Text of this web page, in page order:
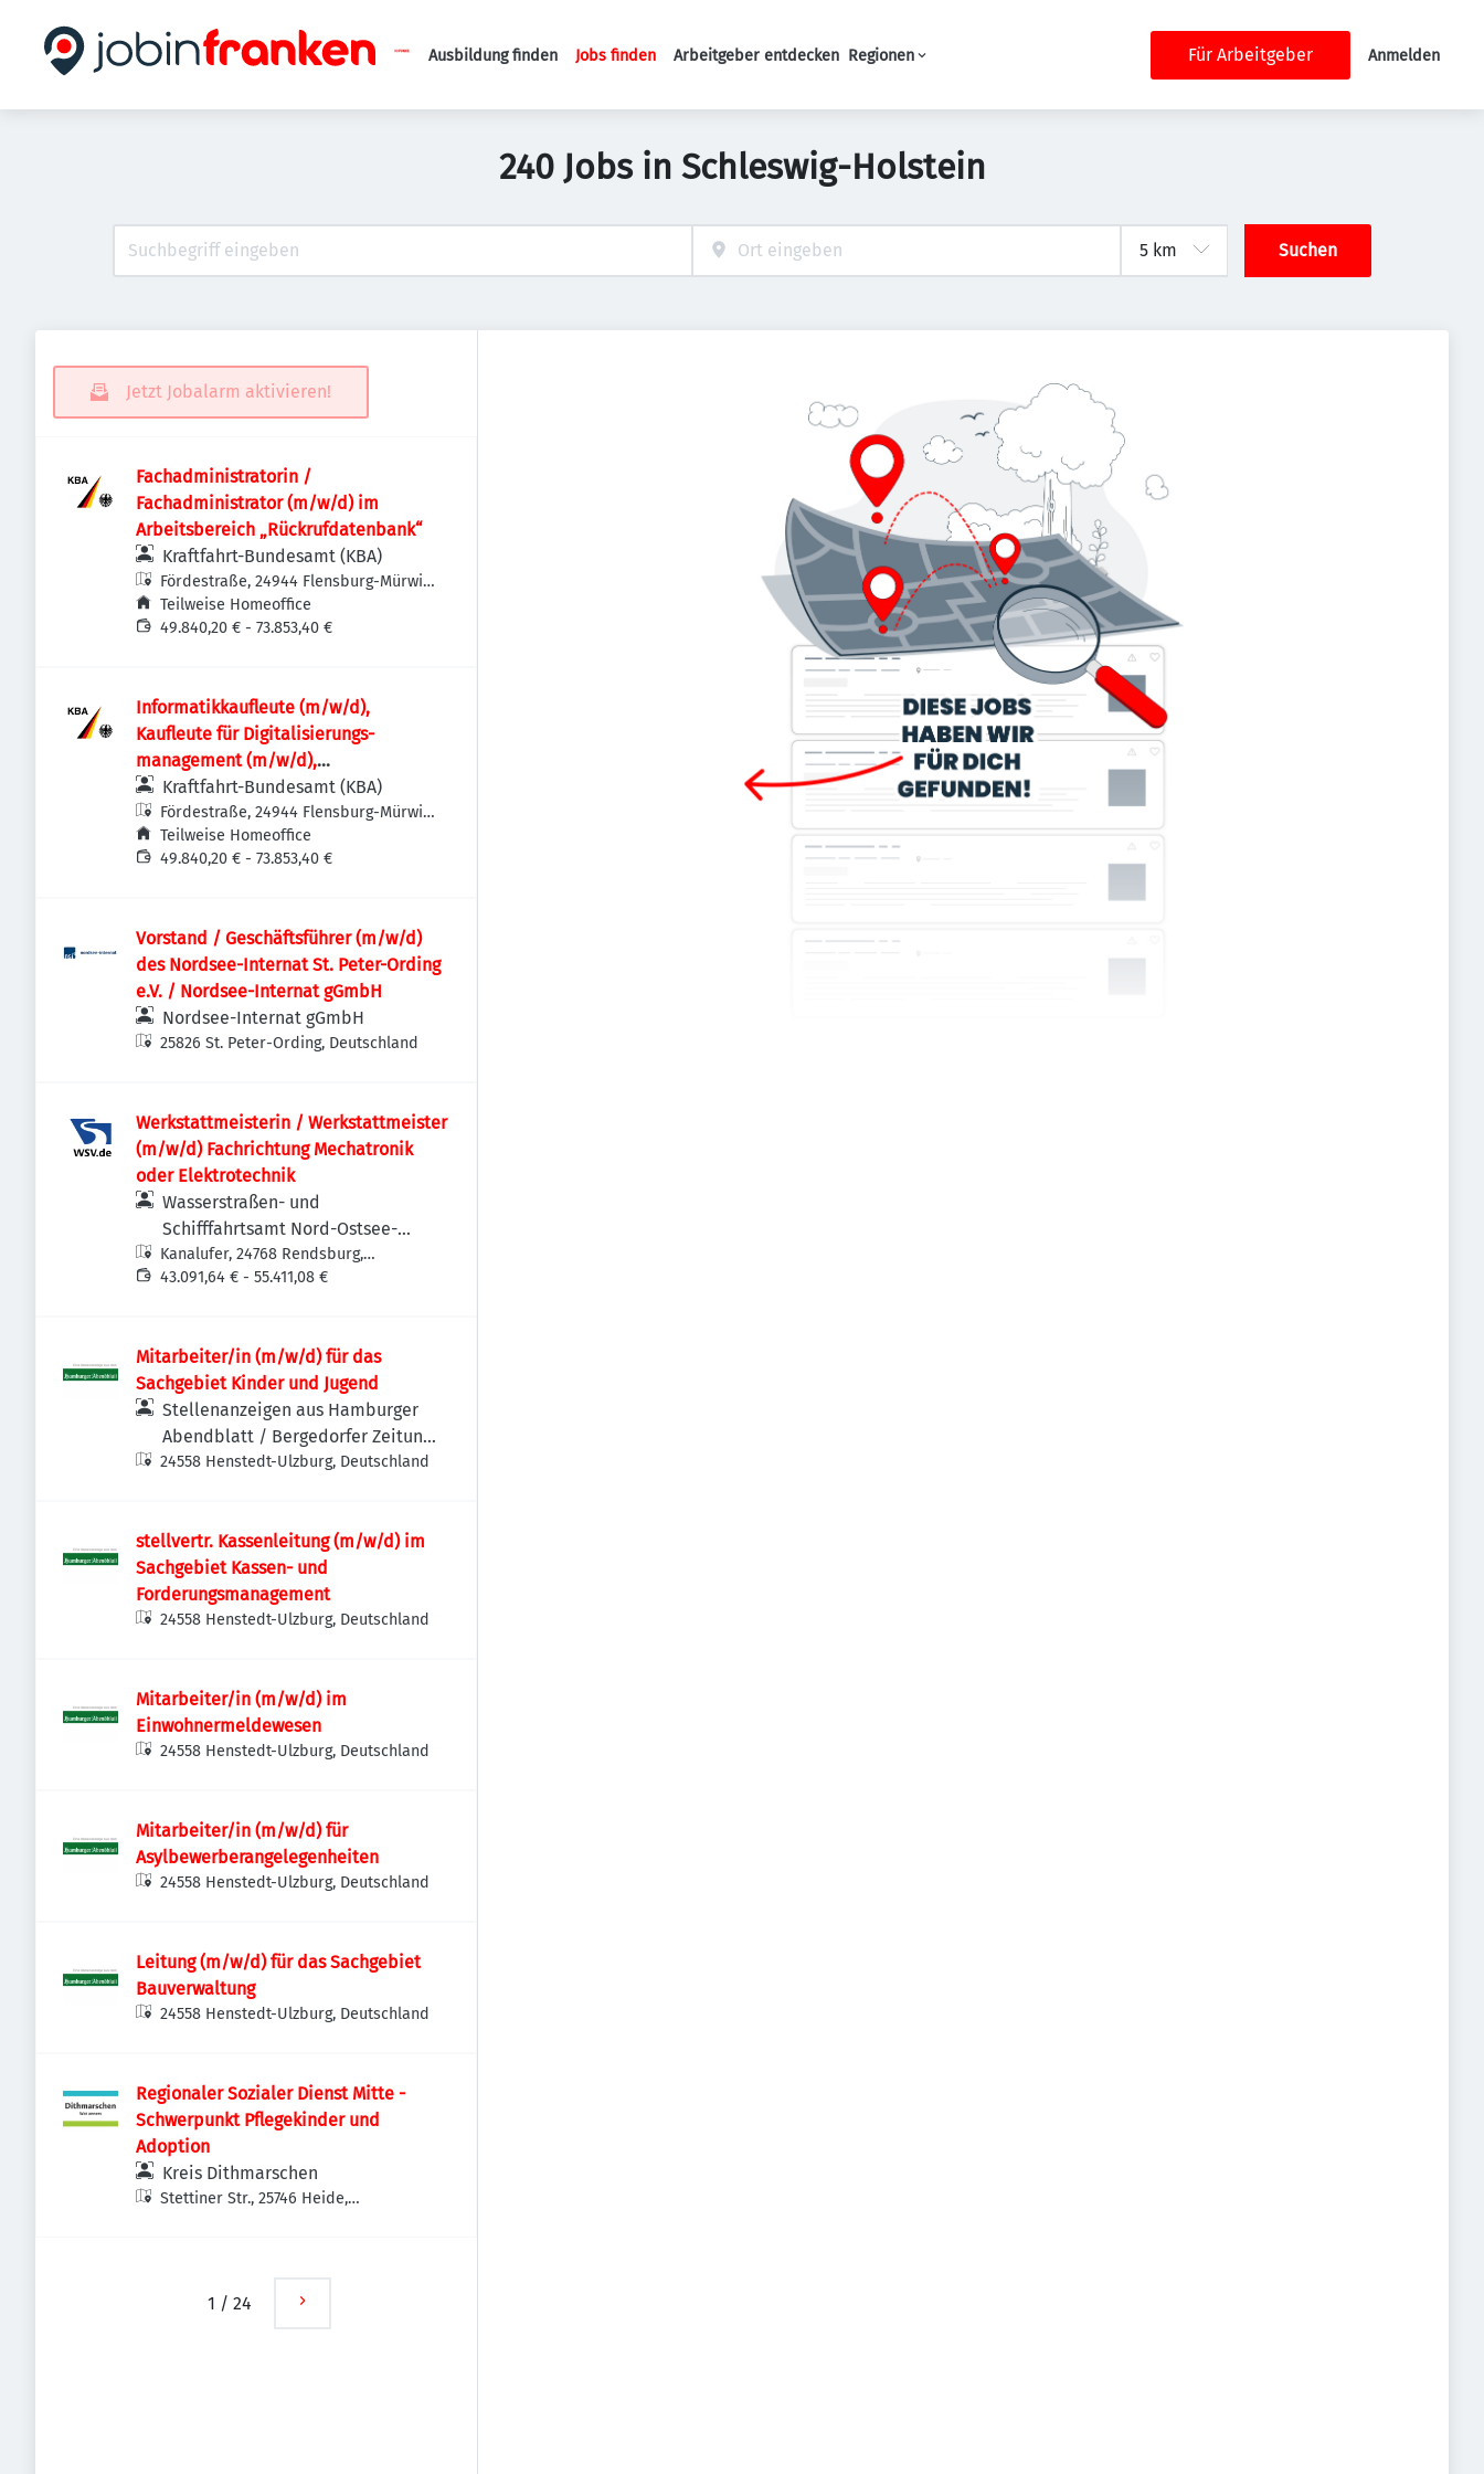
Haupt-Navigation
Ausbildung finden Jobs finden Arbeitgeber entdecken Regionen Für Arbeitgeber Anmelden
240 Jobs in Schleswig-Holstein
Suchen
Jetzt Jobalarm aktivieren!
Fachadministratorin /
Fachadministrator (m/w/d) im
Arbeitsbereich „Rückrufdatenbank“
Kraftfahrt-Bundesamt (KBA)
Fördestraße, 24944 Flensburg-Mürwik,
Deutschland
Teilweise Homeoffice
49.840,20 € - 73.853,40 €
Informatik­kaufleute (m/w/d),
Kaufleute für Digitalisierungs­
management (m/w/d),
Fachinformatikerinnen /
Fachinformatiker (m/w/d) oder
vergleichbare IT-Ausbildung für den IT-
Leitstand im Rechenzentrum
Kraftfahrt-Bundesamt (KBA)
Fördestraße, 24944 Flensburg-Mürwik,
Deutschland
Teilweise Homeoffice
49.840,20 € - 73.853,40 €
Vorstand / Geschäftsführer (m/w/d)
des Nordsee-Internat St. Peter-Ording
e.V. / Nordsee-Internat gGmbH
Nordsee-Internat gGmbH
25826 St. Peter-Ording, Deutschland
Werkstattmeisterin / Werkstattmeister
(m/w/d) Fachrichtung Mechatronik
oder Elektrotechnik
Wasserstraßen- und
Schifffahrtsamt Nord-Ostsee-
Kanal
Kanalufer, 24768 Rendsburg,
Deutschland
43.091,64 € - 55.411,08 €
Mitarbeiter/in (m/w/d) für das
Sachgebiet Kinder und Jugend
Stellenanzeigen aus Hamburger
Abendblatt / Bergedorfer Zeitung
/ Hamburger Wochenblatt /
24558 Henstedt-Ulzburg, Deutschland
stellvertr. Kassenleitung (m/w/d) im
Sachgebiet Kassen- und
Forderungsmanagement
24558 Henstedt-Ulzburg, Deutschland
Mitarbeiter/in (m/w/d) im
Einwohnermeldewesen
24558 Henstedt-Ulzburg, Deutschland
Mitarbeiter/in (m/w/d) für
Asylbewerberangelegenheiten
24558 Henstedt-Ulzburg, Deutschland
Leitung (m/w/d) für das Sachgebiet
Bauverwaltung
24558 Henstedt-Ulzburg, Deutschland
Regionaler Sozialer Dienst Mitte -
Schwerpunkt Pflegekinder und
Adoption
Kreis Dithmarschen
Stettiner Str., 25746 Heide,
1 / 24